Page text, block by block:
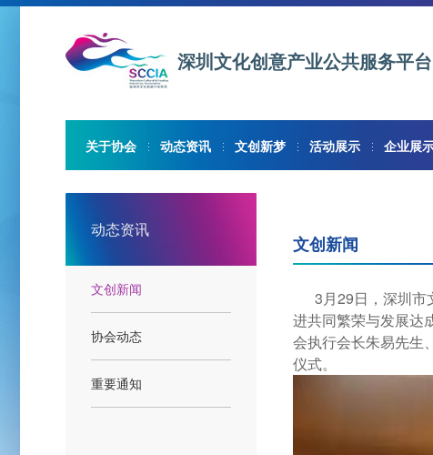
深圳文化创意产业公共服务平台
关于协会 动态资讯 文创新梦 活动展示 企业展
动态资讯
文创新闻
协会动态
重要通知
文创新闻
3月29日，深圳市
进共同繁荣与发展达
会执行会长朱易先生
仪式。